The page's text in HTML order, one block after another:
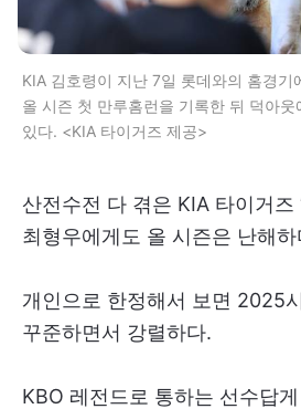
KIA 김호령이 지난 7일 롯데와의 홈경기
올 시즌 첫 만루홈런을 기록한 뒤 덕아웃
있다. <KIA 타이거즈 제공>
산전수전 다 겪은 KIA 타이거즈
최형우에게도 올 시즌은 난해하
개인으로 한정해서 보면 2025
꾸준하면서 강렬하다.
KBO 레전드로 통하는 선수답